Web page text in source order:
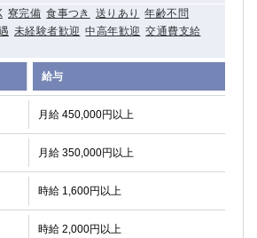
寮完備 食事つき 送りあり
年齢不問
未経験者歓迎 中高年歓迎 交通費支給
給与
月給 450,000円以上
月給 350,000円以上
時給 1,600円以上
時給 2,000円以上
金町（北口）
立地！①JR埼京線「赤羽駅」から徒歩2分 ②東
③西部新宿 ③東新宿
①歌舞伎町 ②新宿
錦糸町(南口)
清瀬（南口）
増・板橋 ③大山 ②池袋
下赤塚
三鷹
水道橋